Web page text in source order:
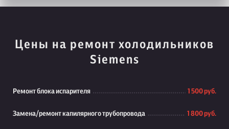
Цены на ремонт холодильников
Siemens
Ремонт блока испарителя 1 500 руб.
Замена/ремонт капилярного трубопровода 1 800 руб.